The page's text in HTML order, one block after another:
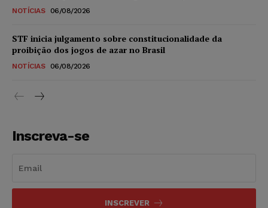
NOTÍCIAS 06/08/2026
STF inicia julgamento sobre constitucionalidade da
proibição dos jogos de azar no Brasil
NOTÍCIAS 06/08/2026
Inscreva-se
INSCREVER